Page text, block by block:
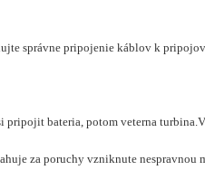
správne pripojenie káblov k
pripojit bateria, potom veterna
za poruchy vzniknute nespravnou